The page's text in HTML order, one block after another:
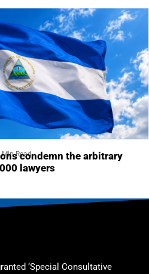
Min Readcondemn the arbitrary
lawyers
‘Special Consultative